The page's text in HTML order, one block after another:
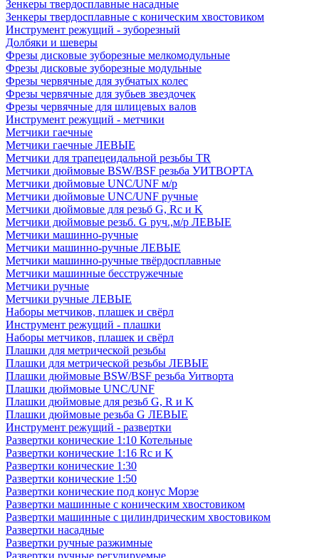
Зенкеры твердосплавные насадные
Зенкеры твердосплавные с коническим хвостовиком
Инструмент режущий - зуборезный
Долбяки и шеверы
Фрезы дисковые зуборезные мелкомодульные
Фрезы дисковые зуборезные модульные
Фрезы червячные для зубчатых колес
Фрезы червячные для зубьев звездочек
Фрезы червячные для шлицевых валов
Инструмент режущий - метчики
Метчики гаечные
Метчики гаечные ЛЕВЫЕ
Метчики для трапецеидальной резьбы TR
Метчики дюймовые BSW/BSF резьба УИТВОРТА
Метчики дюймовые UNC/UNF м/р
Метчики дюймовые UNC/UNF ручные
Метчики дюймовые для резьб G, Rc и K
Метчики дюймовые резьб. G руч.,м/р ЛЕВЫЕ
Метчики машинно-ручные
Метчики машинно-ручные ЛЕВЫЕ
Метчики машинно-ручные твёрдосплавные
Метчики машинные бесстружечные
Метчики ручные
Метчики ручные ЛЕВЫЕ
Наборы метчиков, плашек и свёрл
Инструмент режущий - плашки
Наборы метчиков, плашек и свёрл
Плашки для метрической резьбы
Плашки для метрической резьбы ЛЕВЫЕ
Плашки дюймовые BSW/BSF резьба Уитворта
Плашки дюймовые UNC/UNF
Плашки дюймовые для резьб G, R и K
Плашки дюймовые резьба G ЛЕВЫЕ
Инструмент режущий - развертки
Развертки конические 1:10 Котельные
Развертки конические 1:16 Rc и K
Развертки конические 1:30
Развертки конические 1:50
Развертки конические под конус Морзе
Развертки машинные с коническим хвостовиком
Развертки машинные с цилиндрическим хвостовиком
Развертки насадные
Развертки ручные разжимные
Развертки ручные регулируемые